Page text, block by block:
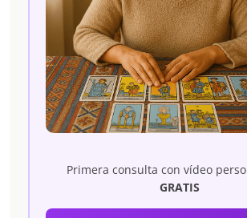
Primera consulta con vídeo
GRATIS